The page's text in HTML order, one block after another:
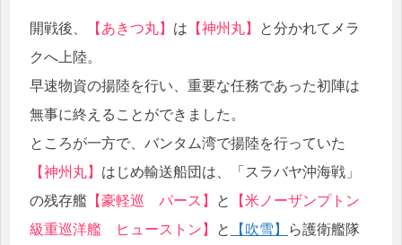
開戦後、 【あきつ丸】 は 【神州丸】
と分かれてメラ
クへ上陸。
早速物資の揚陸を行い、重要な任務であった初陣は
無事に終えることができました。
ところが一方で、バンタム湾で揚陸を行っていた
【神州丸】 はじめ輸送船団は、「スラバヤ沖海戦」
の残存艦 【豪軽巡 パース】 と
【米ノーザンプトン
級重巡洋艦 ヒューストン】
と 【吹雪】
ら護衛艦隊